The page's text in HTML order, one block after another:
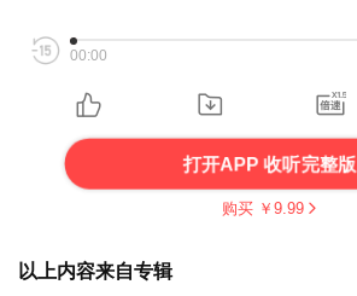
00:00
打开APP 收听完整版
购买 ￥ 9.99
以上内容来自专辑